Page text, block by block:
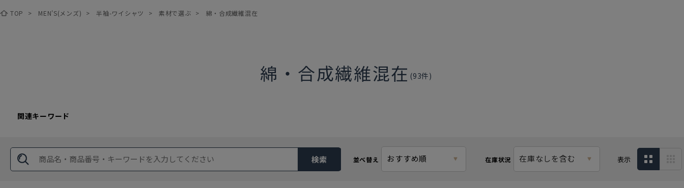
TOP > MEN'S(メンズ) > 半袖-ワイシャツ > 素材で選ぶ > 綿・合成繊維混在
綿・合成繊維混在 (93件)
関連キーワード
検索 並べ替え おすすめ順 在庫状況 在庫なしを含む 表示